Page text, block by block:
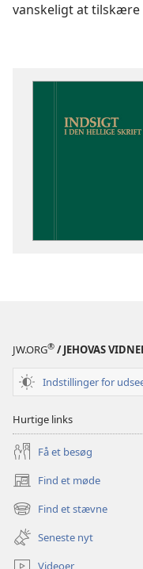
vanskeligt at tilskære
JW.ORG® / JEHOVAS
Indstillinger for
Hurtige links
Få et besøg
Find et møde
(åbner
nyt
vindue)
Find et stævne
(åbner
nyt
vindue)
Seneste nyt
Videoer